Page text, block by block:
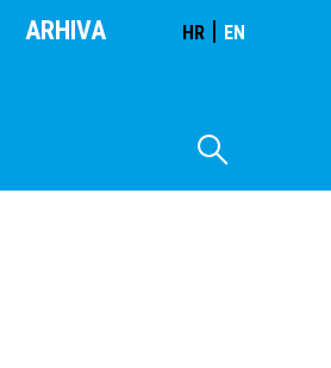
ARHIVA HR | EN